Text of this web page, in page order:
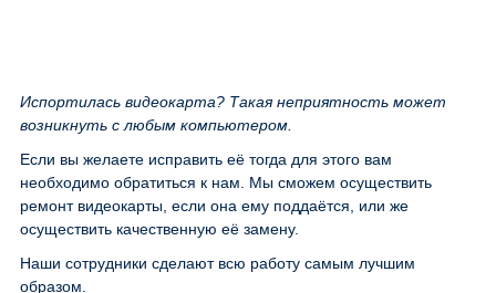
Испортилась видеокарта? Такая неприятность может
возникнуть с любым компьютером.
Если вы желаете исправить её тогда для этого вам
необходимо обратиться к нам. Мы сможем осуществить
ремонт видеокарты, если она ему поддаётся, или же
осуществить качественную её замену.
Наши сотрудники сделают всю работу самым лучшим
образом.